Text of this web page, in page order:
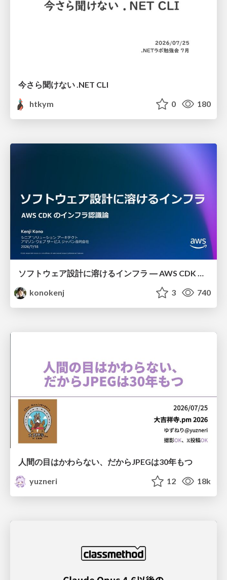
今さら聞けない .NET CLI
htkym
0 180
ソフトウェア設計に溶けるインフラ ― AWS CDK のインフラ認識論
konokenj
3 740
人間の目はかわらない、だからJPEGは30年もつ
yuzneri
12 18k